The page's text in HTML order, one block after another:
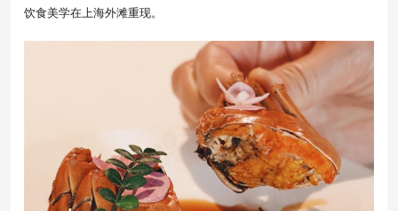
饮食美学在上海外滩重现。